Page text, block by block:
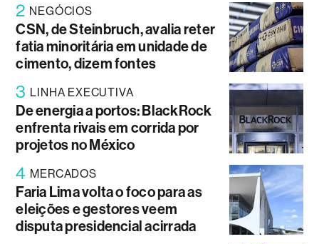
2 NEGÓCIOS
CSN, de Steinbruch, avalia reter
fatia minoritária em unidade de
cimento, dizem fontes
3 LINHA EXECUTIVA
De energia a portos: BlackRock
enfrenta rivais em corrida por
projetos no México
4 MERCADOS
Faria Lima volta o foco para as
eleições e gestores veem
disputa presidencial acirrada